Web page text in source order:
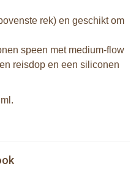
rek) en geschikt om
speen met medium-flow
reisdop en een siliconen